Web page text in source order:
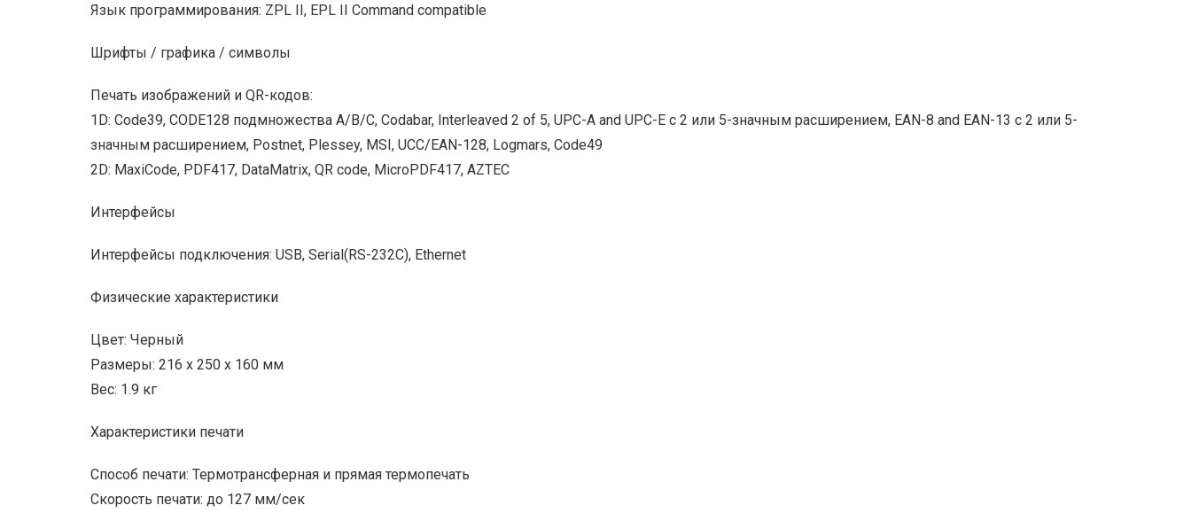
Язык программирования: ZPL II, EPL II Command compatible
Шрифты / графика / символы
Печать изображений и QR-кодов:
1D: Code39, CODE128 подмножества A/B/C, Codabar, Interleaved 2 of 5, UPC-A and UPC-E с 2 или 5-значным расширением, EAN-8 and EAN-13 с 2 или 5-
значным расширением, Postnet, Plessey, MSI, UCC/EAN-128, Logmars, Code49
2D: MaxiCode, PDF417, DataMatrix, QR code, MicroPDF417, AZTEC
Интерфейсы
Интерфейсы подключения: USB, Serial(RS-232C), Ethernet
Физические характеристики
Цвет: Черный
Размеры: 216 x 250 x 160 мм
Вес: 1.9 кг
Характеристики печати
Способ печати: Термотрансферная и прямая термопечать
Скорость печати: до 127 мм/сек